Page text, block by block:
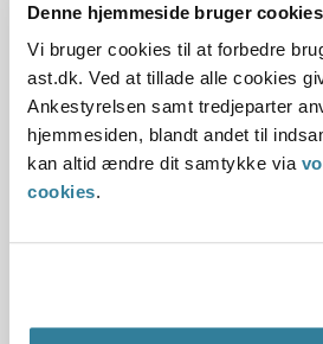
Denne hjemmeside bruger cookies
Vi bruger cookies til at forbedre
ast.dk. Ved at tillade alle cookies
Ankestyrelsen samt tredjeparter
hjemmesiden, blandt andet til
kan altid ændre dit samtykke via
cookies.
Det offentliges økonomiske interesser
Meroffentlighed
Offentlighedsloven
Region Sjælland havde givet afslag
konsulentrapport om et nyt it-
til, at en offentliggørelse ville kunne
forhandlingsposition.
tilstrækkeligt omfang havde